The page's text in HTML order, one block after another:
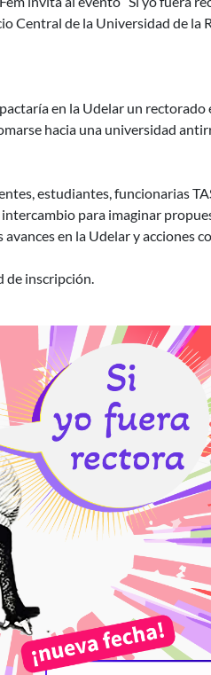
Central de la Universidad de la
en la Udelar un rectorado
hacia una universidad
estudiantes, funcionarias
para imaginar
en la Udelar y acciones
de inscripción.